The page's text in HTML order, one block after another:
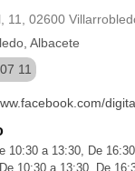
11, 02600
Albacete
11
10:30 a 13:30, De
10:30 a 13:30, De